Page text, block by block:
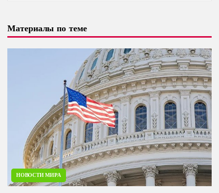
Материалы по теме
НОВОСТИ МИРА